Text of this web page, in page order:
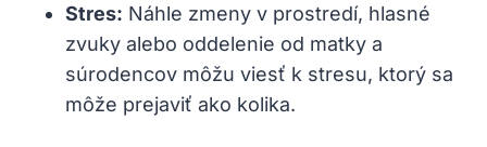
Stres: Náhle zmeny v prostredí, hlasné
zvuky alebo oddelenie od matky a
súrodencov môžu viesť k stresu, ktorý sa
môže prejaviť ako kolika.